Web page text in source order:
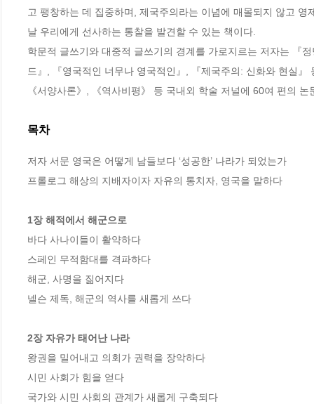
고 팽창하는 데 집중하며, 제국주의라는 이념에 매몰되지 않고
날 우리에게 선사하는 통찰을 발견할 수 있는 책이다.
학문적 글쓰기와 대중적 글쓰기의 경계를 가로지르는 저자는 『
드』, 『영국적인 너무나 영국적인』, 『제국주의: 신화와 현실
《서양사론》, 《역사비평》 등 국내외 학술 저널에 60여 편의 논
목차
저자 서문 영국은 어떻게 남들보다 ‘성공한’ 나라가 되었는가
프롤로그 해상의 지배자이자 자유의 통치자, 영국을 말하다
1장 해적에서 해군으로
바다 사나이들이 활약하다
스페인 무적함대를 격파하다
해군, 사명을 짊어지다
넬슨 제독, 해군의 역사를 새롭게 쓰다
2장 자유가 태어난 나라
왕권을 밀어내고 의회가 권력을 장악하다
시민 사회가 힘을 얻다
국가와 시민 사회의 관계가 새롭게 구축되다